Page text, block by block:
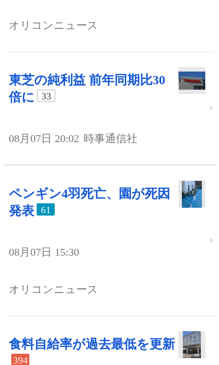
オリコンニュース
東芝の純利益 前年同期比30
倍に
33
08月07日 20:02 時事通信社
ペンギン4羽死亡、園が死因
発表
61
08月07日 15:30
オリコンニュース
食料自給率が過去最低を更新
394